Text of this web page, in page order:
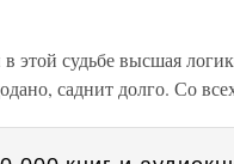
в этой судьбе высшая
саднит долго. Со